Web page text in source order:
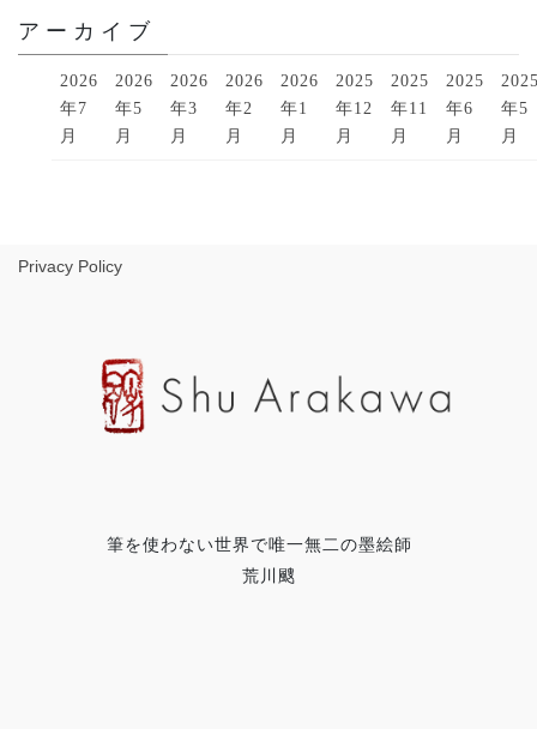
アーカイブ
2026
年7
月
2026
年5
月
2026
年3
月
2026
年2
月
2026
年1
月
2025
年12
月
2025
年11
月
2025
年6
月
年5
月
Privacy Policy
筆を使わない世界で唯一無二の墨絵師
荒川颼